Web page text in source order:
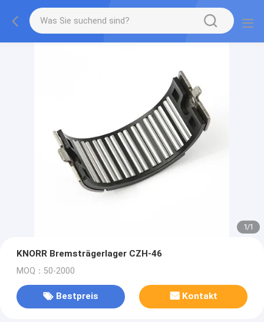
1/1
KNORR Bremsträgerlager CZH-46
MOQ：50-2000
Bestpreis Kontakt